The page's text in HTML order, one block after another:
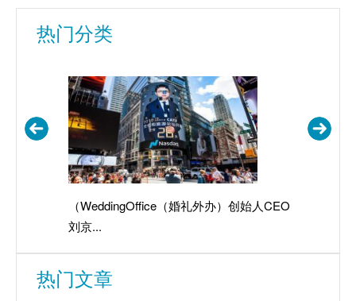
热门分类
（WeddingOffice（婚礼外办）创始人CEO
刘京...
热门文章